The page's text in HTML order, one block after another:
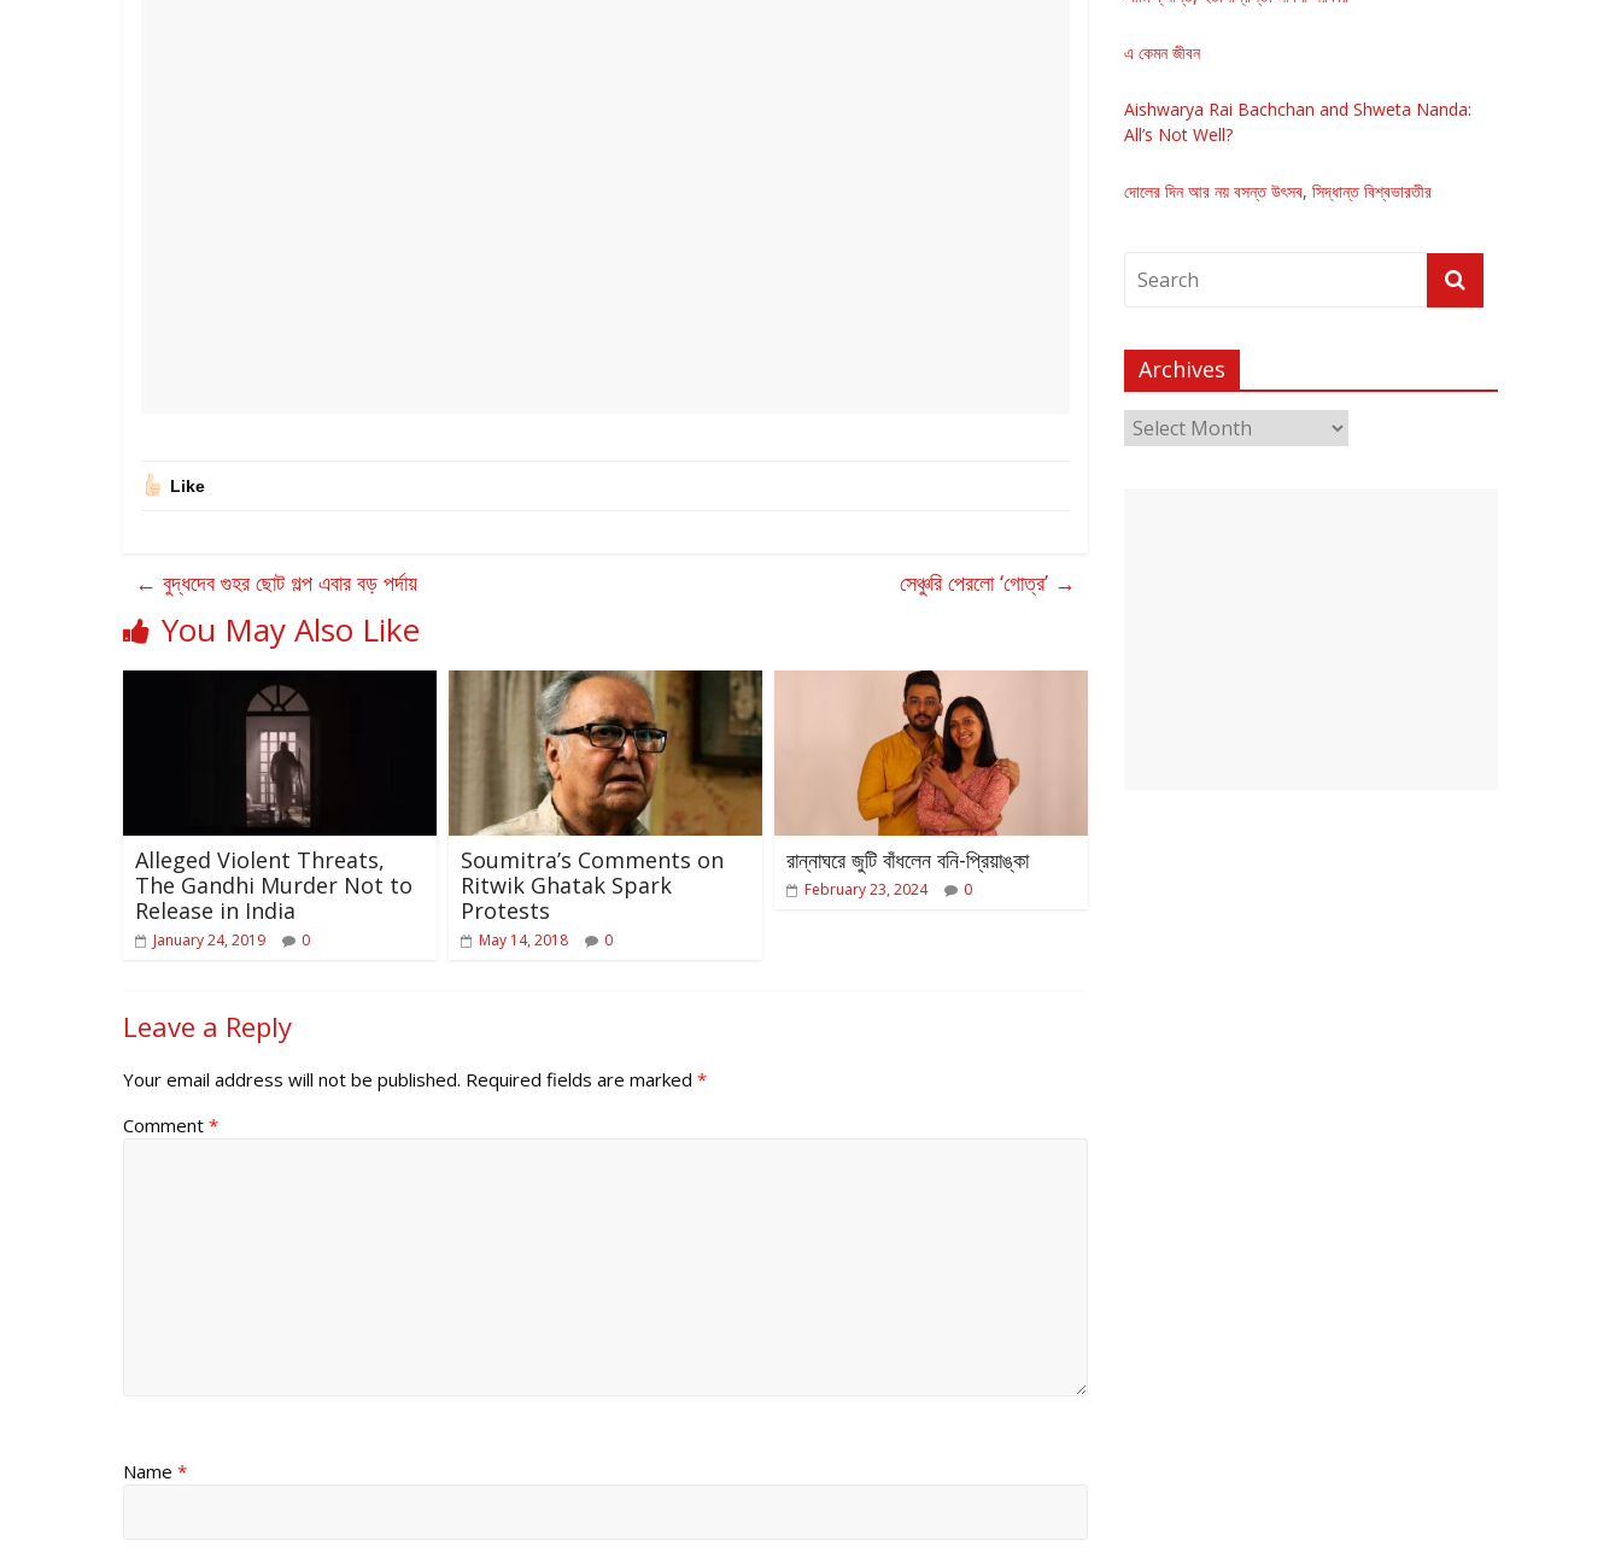
Like
← বুদ্ধদেব গুহর ছোট গল্প এবার বড় পর্দায় সেঞ্চুরি পেরলো ‘গোত্র’ →
You May Also Like
Alleged Violent Threats,
The Gandhi Murder Not to
Release in India
January 24, 2019 0
Soumitra’s Comments on
Ritwik Ghatak Spark
Protests
May 14, 2018 0
রান্নাঘরে জুটি বাঁধলেন বনি-প্রিয়াঙ্কা
February 23, 2024 0
Leave a Reply
Your email address will not be published. Required fields are marked *
Comment *
Name *
এ কেমন জীবন
Aishwarya Rai Bachchan and Shweta Nanda:
All’s Not Well?
দোলের দিন আর নয় বসন্ত উৎসব, সিদ্ধান্ত বিশ্বভারতীর
Archives